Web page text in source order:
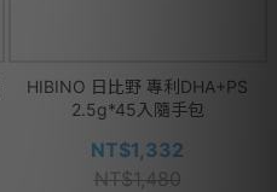
HIBINO 日比野 專利DHA+PS
2.5g*45入隨手包
NT$1,332
NT$1,480